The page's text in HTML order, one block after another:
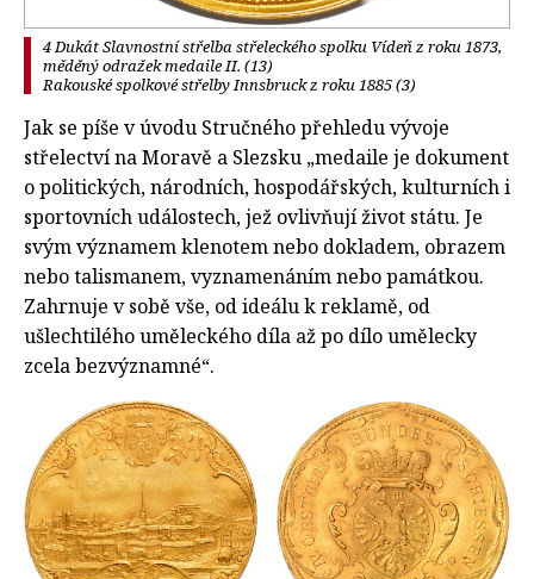
4 Dukát Slavnostní střelba střeleckého spolku Vídeň z roku 1873,
měděný odražek medaile II. (13)
Rakouské spolkové střelby Innsbruck z roku 1885 (3)
Jak se píše v úvodu Stručného přehledu vývoje
střelectví na Moravě a Slezsku „medaile je dokument
o politických, národních, hospodářských, kulturních i
sportovních událostech, jež ovlivňují život státu. Je
svým významem klenotem nebo dokladem, obrazem
nebo talismanem, vyznamenáním nebo památkou.
Zahrnuje v sobě vše, od ideálu k reklamě, od
ušlechtilého uměleckého díla až po dílo umělecky
zcela bezvýznamné“.